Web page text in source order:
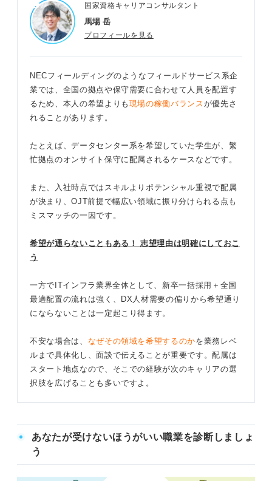
国家資格キャリアコンサルタント
馬場 岳
プロフィールを見る
NECフィールディングのようなフィールドサービス系企
業では、全国の拠点や保守需要に合わせて人員を配置す
るため、本人の希望よりも 現場の稼働バランス が優先さ
れることがあります。
たとえば、データセンター系を希望していた学生が、繁
忙拠点のオンサイト保守に配属されるケースなどです。
また、入社時点ではスキルよりポテンシャル重視で配属
が決まり、OJT前提で幅広い領域に振り分けられる点も
ミスマッチの一因です。
希望が通らないこともある！ 志望理由は明確にしておこ
う
一方でITインフラ業界全体として、新卒一括採用＋全国
最適配置の流れは強く、DX人材需要の偏りから希望通り
にならないことは一定起こり得ます。
不安な場合は、 なぜその領域を希望するのかを業務レベ
ルまで具体化し、面談で伝えることが重要です。配属は
スタート地点なので、そこでの経験が次のキャリアの選
択肢を広げることも多いですよ。
あなたが受けないほうがいい職業を診断しましょ
う